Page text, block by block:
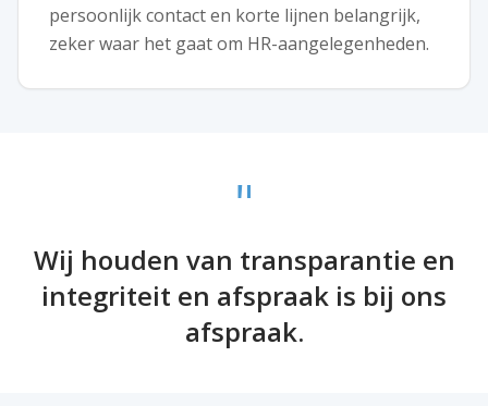
persoonlijk contact en korte lijnen belangrijk,
zeker waar het gaat om HR-aangelegenheden.
"
Wij houden van transparantie en
integriteit en afspraak is bij ons
afspraak.